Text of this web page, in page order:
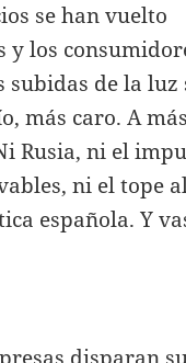
se han vuelto
y los
subidas de la luz
más caro. A
Rusia, ni el
ni el tope
española. Y